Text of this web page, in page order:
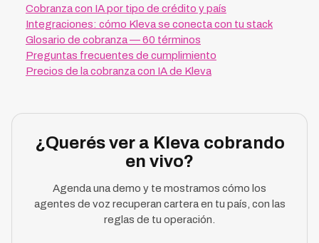
Cobranza con IA por tipo de crédito y país
Integraciones: cómo Kleva se conecta con tu stack
Glosario de cobranza — 60 términos
Preguntas frecuentes de cumplimiento
Precios de la cobranza con IA de Kleva
¿Querés ver a Kleva cobrando
en vivo?
Agenda una demo y te mostramos cómo los
agentes de voz recuperan cartera en tu país, con las
reglas de tu operación.